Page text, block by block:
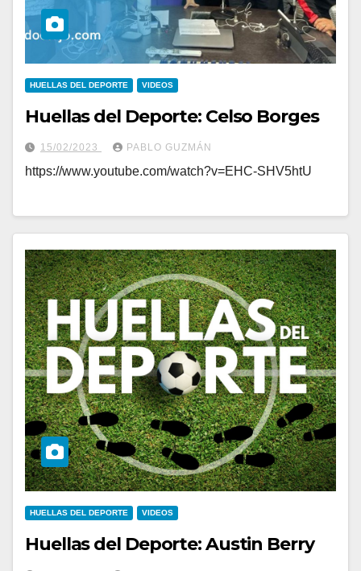
HUELLAS DEL DEPORTE VIDEOS
Huellas del Deporte: Celso Borges
15/02/2023 PABLO GUZMÁN
https://www.youtube.com/watch?v=EHC-SHV5htU
HUELLAS DEL DEPORTE VIDEOS
Huellas del Deporte: Austin Berry